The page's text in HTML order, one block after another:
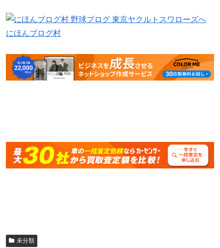
にほんブログ村
未分類